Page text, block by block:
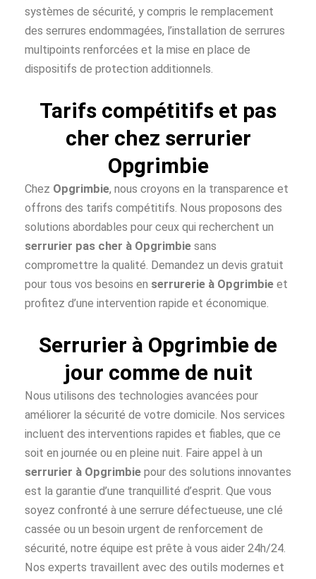
systèmes de sécurité, y compris le remplacement
des serrures endommagées, l’installation de serrures
multipoints renforcées et la mise en place de
dispositifs de protection additionnels.
Tarifs compétitifs et pas
cher chez serrurier
Opgrimbie
Chez Opgrimbie, nous croyons en la transparence et
offrons des tarifs compétitifs. Nous proposons des
solutions abordables pour ceux qui recherchent un
serrurier pas cher à Opgrimbie sans
compromettre la qualité. Demandez un devis gratuit
pour tous vos besoins en serrurerie à Opgrimbie et
profitez d’une intervention rapide et économique.
Serrurier à Opgrimbie de
jour comme de nuit
Nous utilisons des technologies avancées pour
améliorer la sécurité de votre domicile. Nos services
incluent des interventions rapides et fiables, que ce
soit en journée ou en pleine nuit. Faire appel à un
serrurier à Opgrimbie pour des solutions innovantes
est la garantie d’une tranquillité d’esprit. Que vous
soyez confronté à une serrure défectueuse, une clé
cassée ou un besoin urgent de renforcement de
sécurité, notre équipe est prête à vous aider 24h/24.
Nos experts travaillent avec des outils modernes et